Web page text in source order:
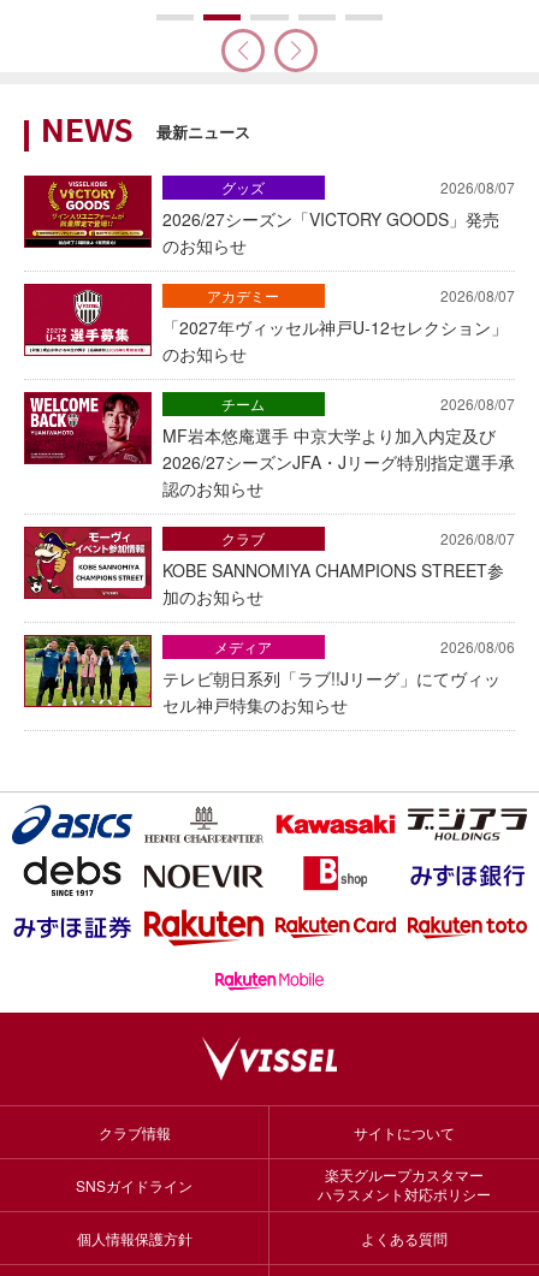
NEWS 最新ニュース
2026/08/07
2026/27シーズン「VICTORY GOODS」発売
のお知らせ
グッズ
2026/08/07
「2027年ヴィッセル神戸U-12セレクション」
のお知らせ
アカデミー
2026/08/07
MF岩本悠庵選手 中京大学より加入内定及び
2026/27シーズンJFA・Jリーグ特別指定選手承
認のお知らせ
チーム
2026/08/07
KOBE SANNOMIYA CHAMPIONS STREET参
加のお知らせ
クラブ
2026/08/06
テレビ朝日系列「ラブ!!Jリーグ」にてヴィッ
セル神戸特集のお知らせ
メディア
クラブ情報 サイトについて
SNSガイドライン
楽天グループカスタマー
ハラスメント対応ポリシー
個人情報保護方針 よくある質問